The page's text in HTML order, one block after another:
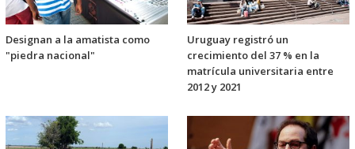
Designan a la amatista como
"piedra nacional"
Uruguay registró un
crecimiento del 37 % en la
matrícula universitaria entre
2012 y 2021